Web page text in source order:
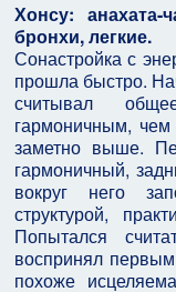
Хонсу: анахата-
бронхи, легкие.
Сонастройка с
прошла быстро.
считывал
гармоничным,
заметно выше.
гармоничный,
вокруг него
структурой,
Попытался
воспринял
похоже